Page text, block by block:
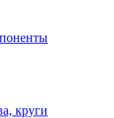
круги